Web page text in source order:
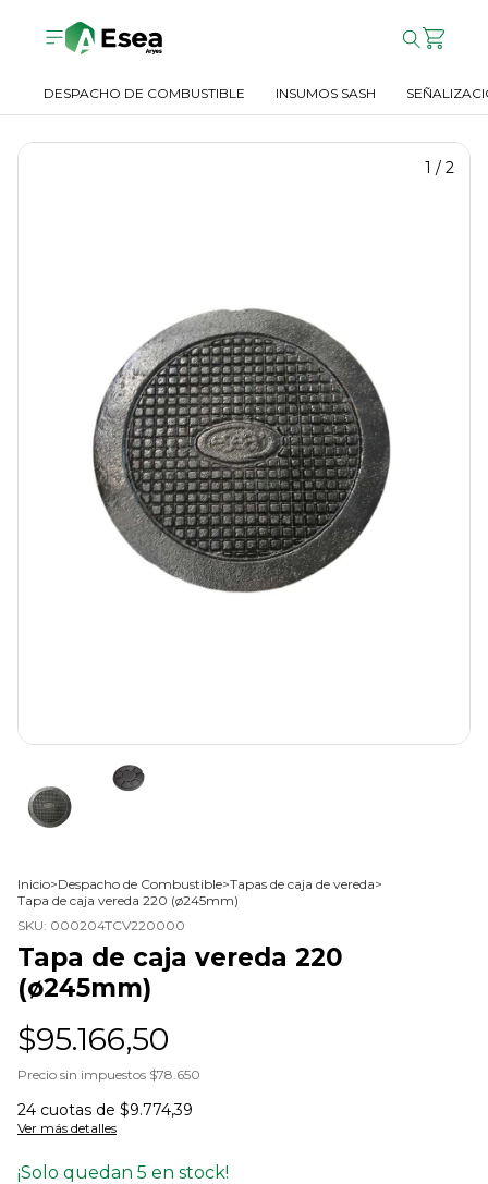
DESPACHO DE COMBUSTIBLE INSUMOS SASH
1 / 2
Inicio>Despacho de Combustible>Tapas de caja de vereda>
Tapa de caja vereda 220 (ø245mm)
SKU: 000204TCV220000
Tapa de caja vereda 220
(ø245mm)
$95.166,50
Precio sin impuestos $78.650
24 cuotas de $9.774,39
Ver más detalles
¡Solo quedan 5 en stock!